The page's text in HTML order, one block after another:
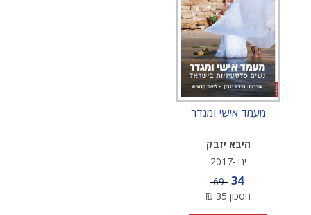
מעמד אישי ומגדר
היבא יזבק
ינו'-2017
מחיר מבצע
34 מחיר
69
חסכון 35
₪